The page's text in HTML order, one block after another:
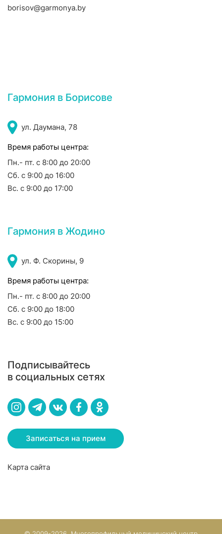
borisov@garmonya.by
Гармония в Борисове
ул. Даумана, 78
Время работы центра:
Пн.- пт. с 8:00 до 20:00
Сб. с 9:00 до 16:00
Вс. с 9:00 до 17:00
Гармония в Жодино
ул. Ф. Скорины, 9
Время работы центра:
Пн.- пт. с 8:00 до 20:00
Сб. с 9:00 до 18:00
Вс. с 9:00 до 15:00
Подписывайтесь
в социальных сетях
Записаться на прием
Карта сайта